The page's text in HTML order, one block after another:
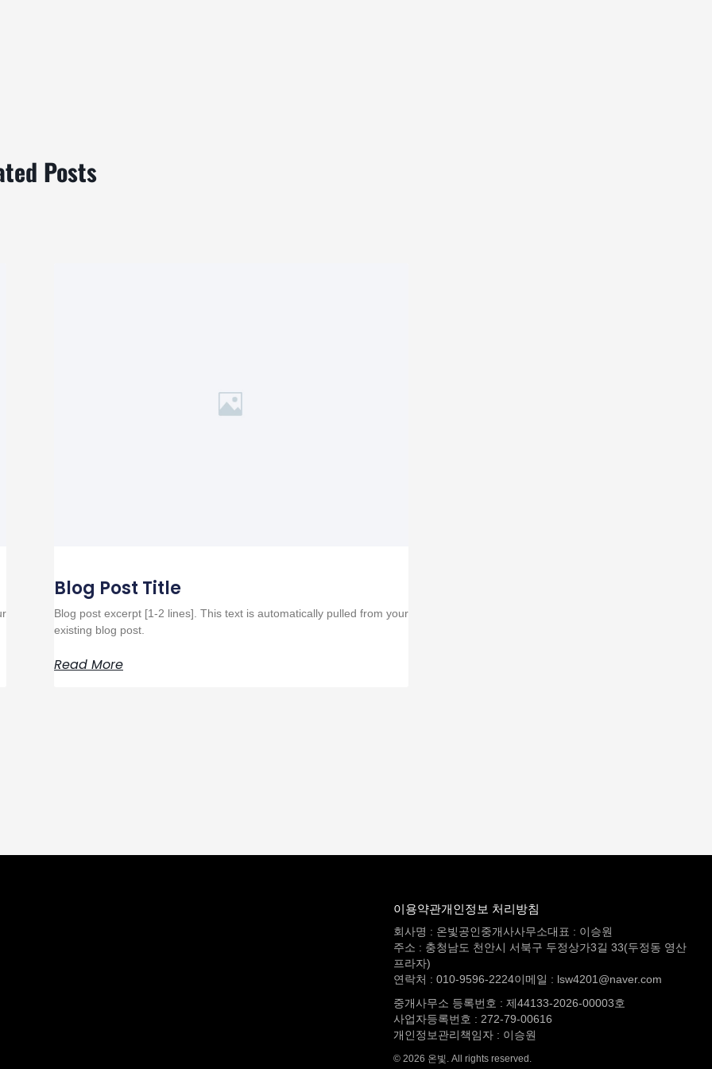
Posts
Blog Post Title
Blog post excerpt [1-2 lines]. This text is automatically pulled from your
existing blog post.
Read More
이용약관개인정보 처리방침
회사명 : 온빛공인중개사사무소대표 : 이승원
주소 : 충청남도 천안시 서북구 두정상가3길 33(두정동 영산
프라자)
연락처 : 010-9596-2224이메일 : lsw4201@naver.com
중개사무소 등록번호 : 제44133-2026-00003호
사업자등록번호 : 272-79-00616
개인정보관리책임자 : 이승원
© 2026 온빛. All rights reserved.